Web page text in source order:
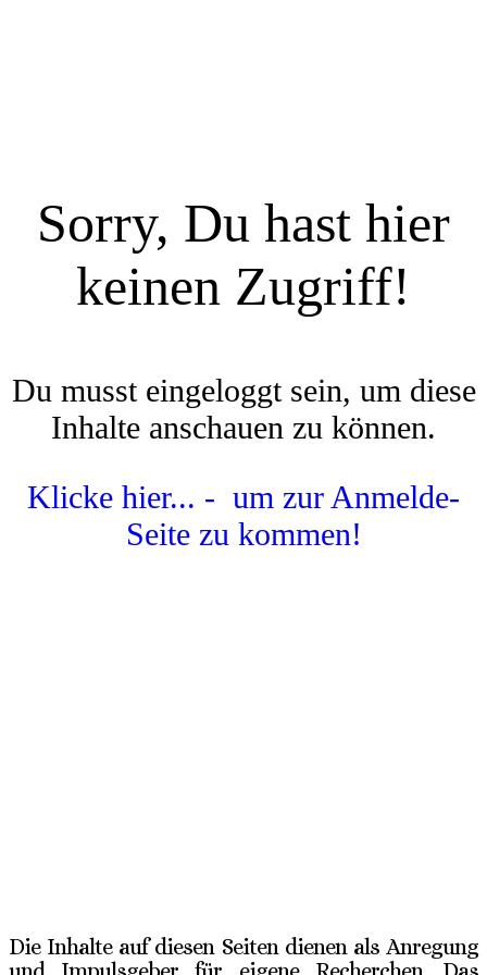
Sorry, Du hast hier
keinen Zugriff!
Du musst eingeloggt sein, um diese
Inhalte anschauen zu können.
Klicke hier... - um zur Anmelde-
Seite zu kommen!
Die Inhalte auf diesen Seiten dienen als Anregung